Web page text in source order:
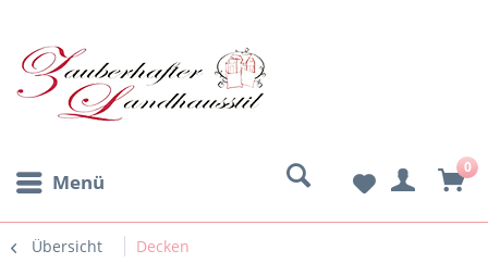
Menü
0
Übersicht Decken